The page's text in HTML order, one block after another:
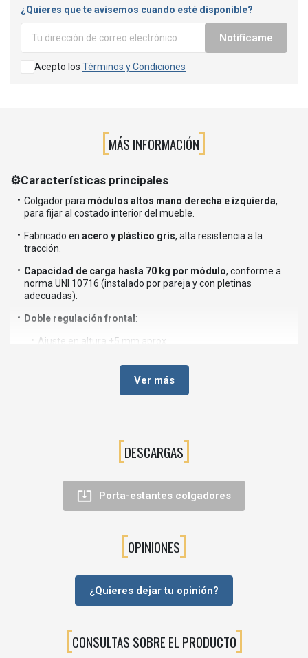
¿Quieres que te avisemos cuando esté disponible?
Notifícame
Acepto los Términos y Condiciones
MÁS INFORMACIÓN
⚙️Características principales
Colgador para módulos altos mano derecha e izquierda,
para fijar al costado interior del mueble.
Fabricado en acero y plástico gris, alta resistencia a la
tracción.
Capacidad de carga hasta 70 kg por módulo, conforme a
norma UNI 10716 (instalado por pareja y con pletinas
adecuadas).
Doble regulación frontal:
Ajuste en altura ±5 mm aprox.
Ajuste en profundidad para acercar o separar el mueble de
atornillada o a presión al costado
pletinas y tapas embellecedoras
la tornillería y dejan el interior del mueble limpio y uniforme.
💡Ventajas de uso
en muebles suspendidos con gran carga
Acabado estético
: una vez montado, el herraje queda oculto
por el propio módulo y/o tapas.
armarios de lavandería y muebles altos en general.
Ver más
DESCARGAS
 Porta-estantes colgadores
OPINIONES
¿Quieres dejar tu opinión?
CONSULTAS SOBRE EL PRODUCTO